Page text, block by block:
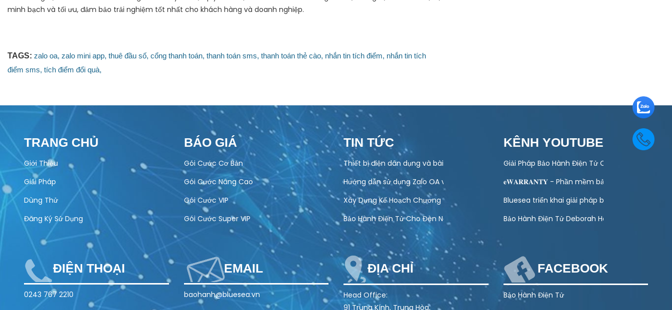
minh bạch và tối ưu, đảm bảo trải nghiệm tốt nhất cho khách hàng và doanh nghiệp.
TAGS: zalo oa, zalo mini app, thuê đầu số, cổng thanh toán, thanh toán sms, thanh toán thẻ cào, nhắn tin tích điểm, nhắn tin tích
điểm sms, tích điểm đổi quà,
TRANG CHỦ
Giới Thiệu
Giải Pháp
Dùng Thử
Đăng Ký Sử Dụng
BÁO GIÁ
Gói Cước Cơ Bản
Gói Cước Nâng Cao
Gói Cước VIP
Gói Cước Super VIP
TIN TỨC
Thiết bị điện dân dụng và bài toán quản lý bảo hành
Hướng dẫn sử dụng Zalo OA vào hoạt động kinh doanh của doanh nghiệp
Xây Dựng Kế Hoạch Chương Trình Khuyến Mại Trực Tuyến Cuối Năm – Tết 2027
Bảo Hành Điện Tử Cho Đèn Năng Lượng Mặt Trời – Giải Pháp Hiện Đại Cho DN
KÊNH YOUTUBE
Giải Pháp Bảo Hành Điện Tử Cho Ngành Điện Máy
𝐞𝐖𝐀𝐑𝐑𝐀𝐍𝐓𝐘 - Phần mềm bảo hành điện tử
Bluesea triển khai giải pháp bảo hành điện tử
Bảo Hành Điện Tử Deborah Home
ĐIỆN THOẠI
0243 767 2210
EMAIL
baohanh@bluesea.vn
ĐỊA CHỈ
Head Office:
91 Trung Kính, Trung Hòa,
FACEBOOK
Bảo Hành Điện Tử